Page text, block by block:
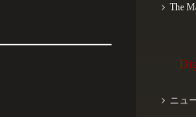
The
ニュ